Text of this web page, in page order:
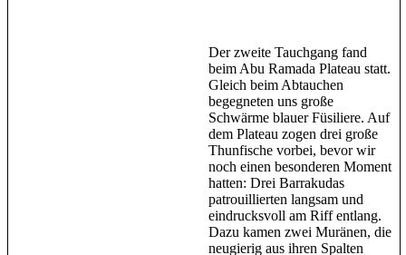
Der zweite Tauchgang fand
beim Abu Ramada Plateau statt.
Gleich beim Abtauchen
begegneten uns große
Schwärme blauer Füsiliere. Auf
dem Plateau zogen drei große
Thunfische vorbei, bevor wir
noch einen besonderen Moment
hatten: Drei Barrakudas
patrouillierten langsam und
eindrucksvoll am Riff entlang.
Dazu kamen zwei Muränen, die
neugierig aus ihren Spalten